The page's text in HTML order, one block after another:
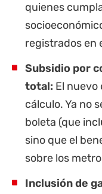
quienes
registrados en
Subsidio por
total: El nuevo
cálculo. Ya no
boleta (que
sino que el
sobre los
Inclusión de